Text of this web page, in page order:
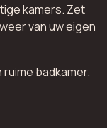
kamers. Zet
van uw eigen
badkamer.